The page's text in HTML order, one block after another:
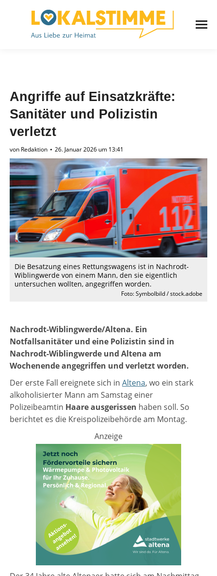
Angriffe auf Einsatzkräfte:
Sanitäter und Polizistin
verletzt
von Redaktion 26. Januar 2026 um 13:41
Die Besatzung eines Rettungswagens ist in Nachrodt-
Wiblingwerde von einem Mann, den sie eigentlich
untersuchen wollten, angegriffen worden.
Foto: Symbolbild / stock.adobe
Nachrodt-Wiblingwerde/Altena. Ein
Notfallsanitäter und eine Polizistin sind in
Nachrodt-Wiblingwerde und Altena am
Wochenende angegriffen und verletzt worden.
Der erste Fall ereignete sich in Altena, wo ein stark
alkoholisierter Mann am Samstag einer
Polizeibeamtin Haare ausgerissen haben soll. So
berichtet es die Kreispolizeibehörde am Montag.
Anzeige